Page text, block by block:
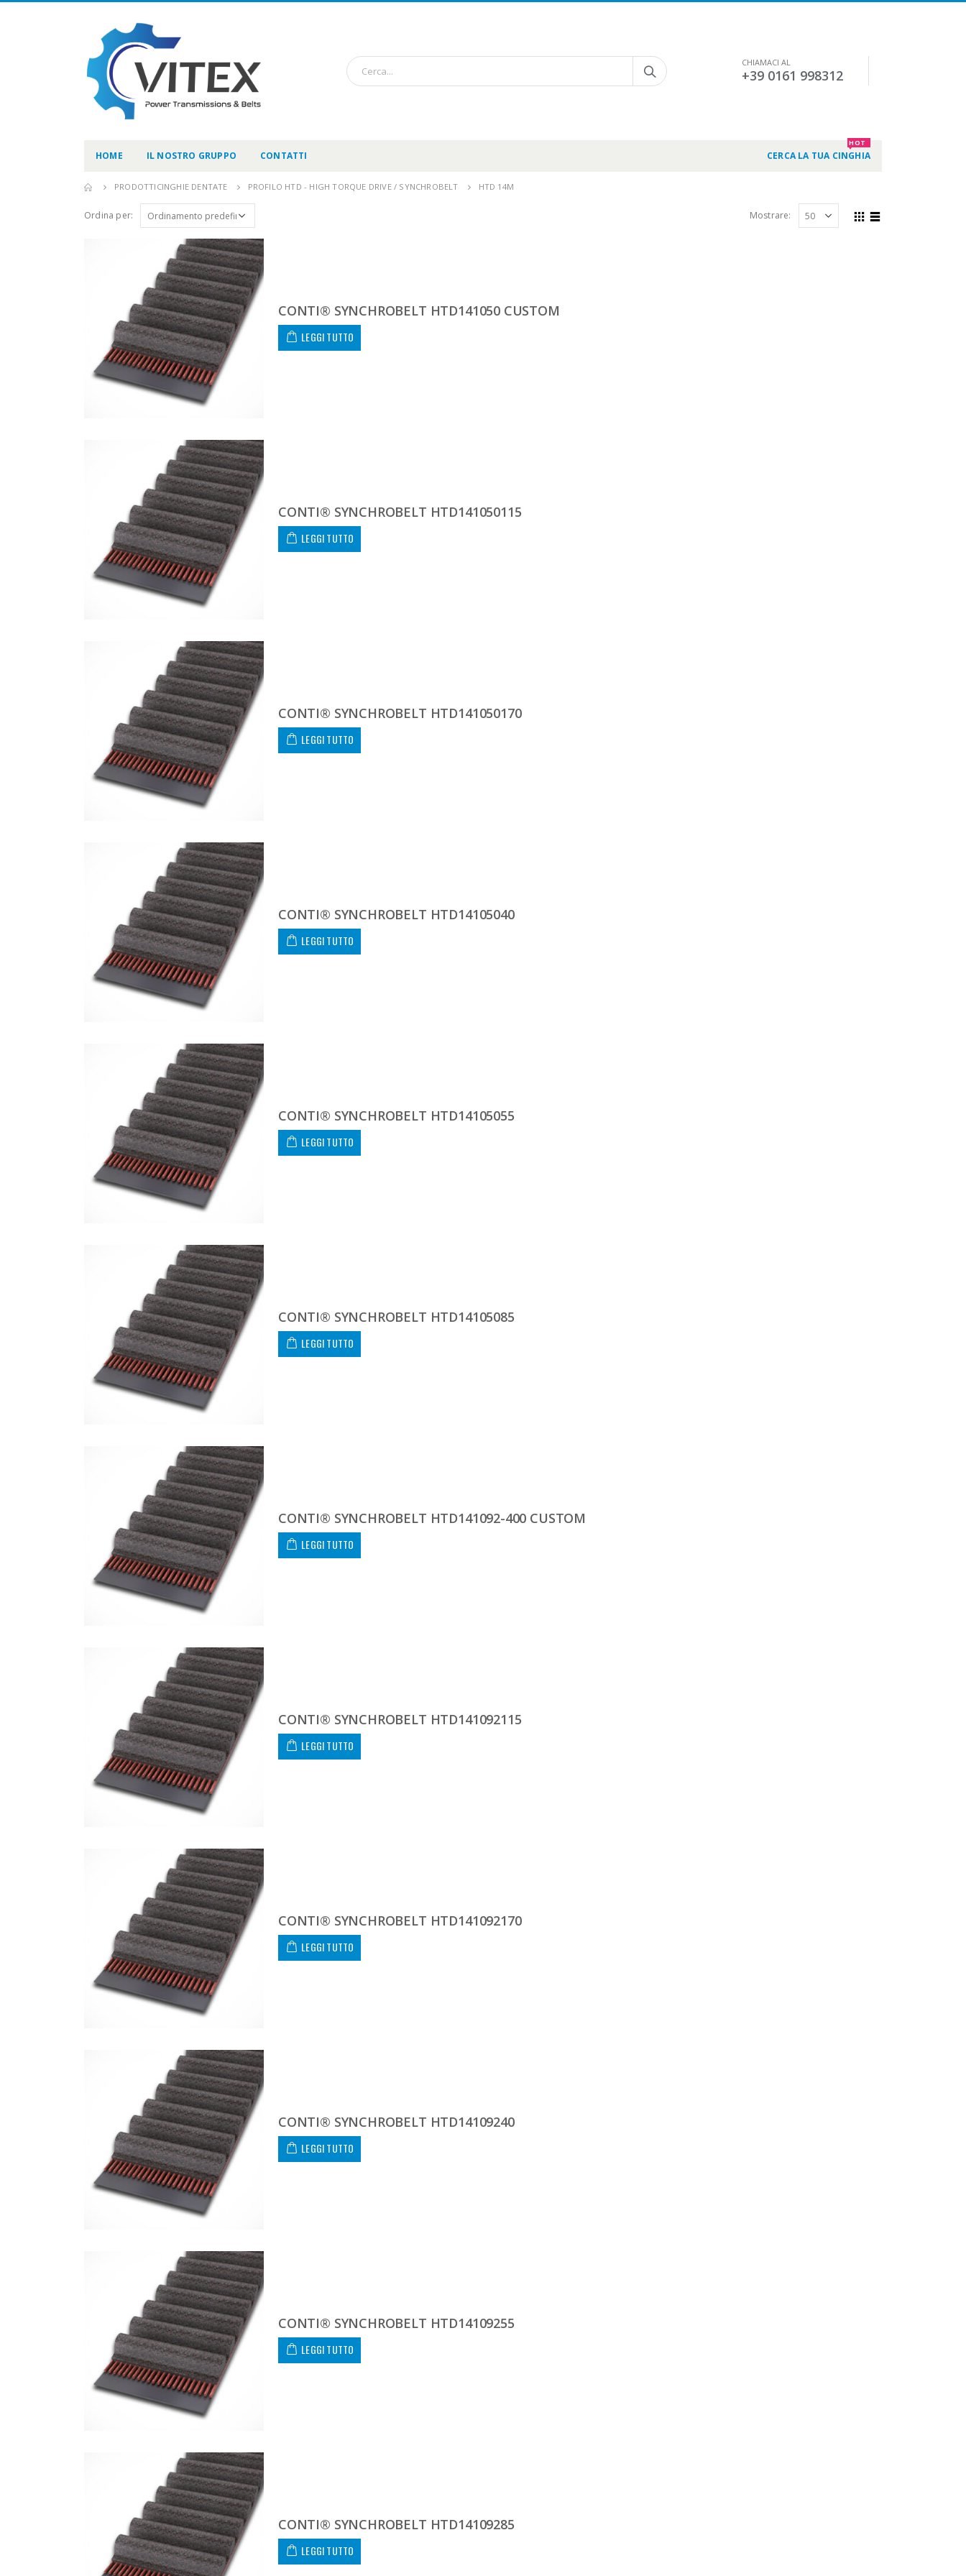
CHIAMACI AL
+39 0161 998312
HOME IL NOSTRO GRUPPO CONTATTI CERCA LA TUA CINGHIA
HOT
PRODOTTI CINGHIE DENTATE PROFILO HTD - HIGH TORQUE DRIVE / SYNCHROBELT HTD 14M
Ordina per: Mostrare:
CONTI® SYNCHROBELT HTD141050 CUSTOM
LEGGI TUTTO
CONTI® SYNCHROBELT HTD141050115
LEGGI TUTTO
CONTI® SYNCHROBELT HTD141050170
LEGGI TUTTO
CONTI® SYNCHROBELT HTD14105040
LEGGI TUTTO
CONTI® SYNCHROBELT HTD14105055
LEGGI TUTTO
CONTI® SYNCHROBELT HTD14105085
LEGGI TUTTO
CONTI® SYNCHROBELT HTD141092-400 CUSTOM
LEGGI TUTTO
CONTI® SYNCHROBELT HTD141092115
LEGGI TUTTO
CONTI® SYNCHROBELT HTD141092170
LEGGI TUTTO
CONTI® SYNCHROBELT HTD14109240
LEGGI TUTTO
CONTI® SYNCHROBELT HTD14109255
LEGGI TUTTO
CONTI® SYNCHROBELT HTD14109285
LEGGI TUTTO